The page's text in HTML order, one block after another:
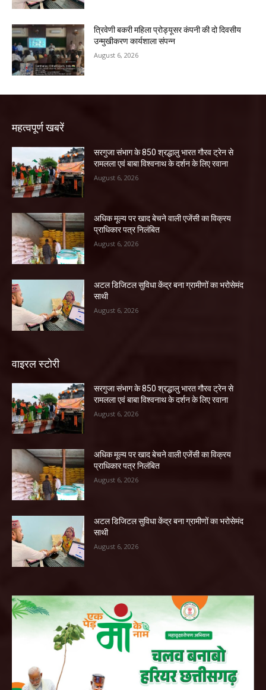
त्रिवेणी बकरी महिला प्रोड्यूसर कंपनी की दो दिवसीय
उन्मुखीकरण कार्यशाला संपन्न
August 6, 2026
महत्वपूर्ण खबरें
सरगुजा संभाग के 850 श्रद्धालु भारत गौरव ट्रेन से
रामलला एवं बाबा विश्वनाथ के दर्शन के लिए रवाना
August 6, 2026
अधिक मूल्य पर खाद बेचने वाली एजेंसी का विक्रय
प्राधिकार पत्र निलंबित
August 6, 2026
अटल डिजिटल सुविधा केंद्र बना ग्रामीणों का भरोसेमंद
साथी
August 6, 2026
वाइरल स्टोरी
सरगुजा संभाग के 850 श्रद्धालु भारत गौरव ट्रेन से
रामलला एवं बाबा विश्वनाथ के दर्शन के लिए रवाना
August 6, 2026
अधिक मूल्य पर खाद बेचने वाली एजेंसी का विक्रय
प्राधिकार पत्र निलंबित
August 6, 2026
अटल डिजिटल सुविधा केंद्र बना ग्रामीणों का भरोसेमंद
साथी
August 6, 2026